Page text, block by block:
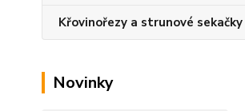
Křovinořezy a strunové sekačky
Novinky